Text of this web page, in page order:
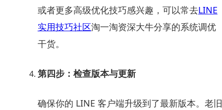
或者更多高级优化技巧感兴趣，可以常去LINE
实用技巧社区淘一淘资深大牛分享的系统调优
干货。
第四步：检查版本与更新
确保你的 LINE 客户端升级到了最新版本。老旧